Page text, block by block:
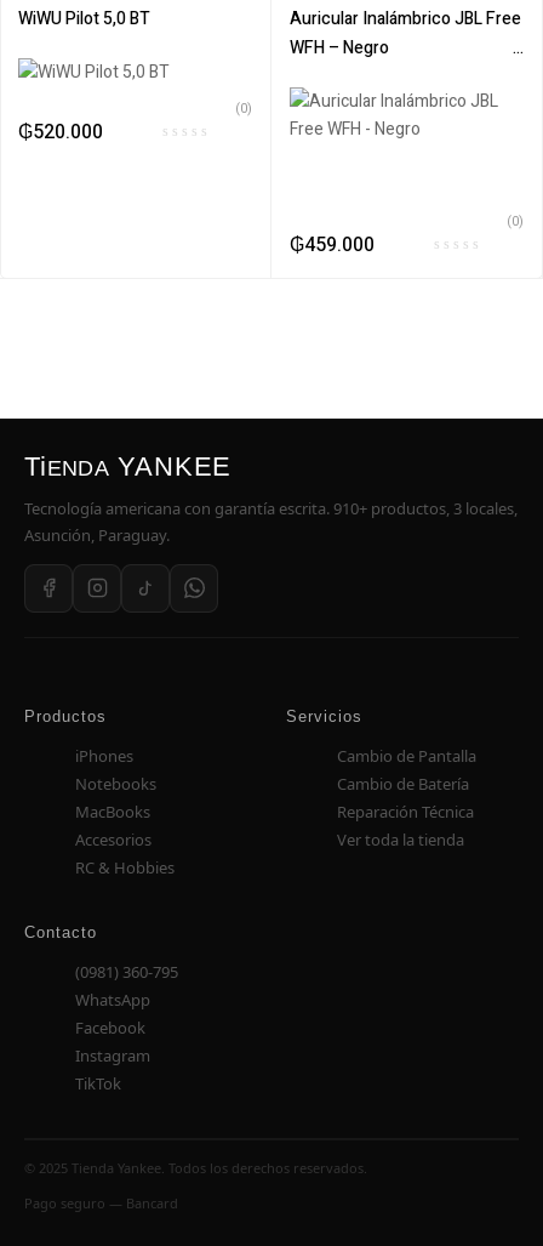
WiWU Pilot 5,0 BT
₲520.000
(0)
Auricular Inalámbrico JBL Free
WFH – Negro‎ ‎ ‎ ‎ ‎ ‎‎ ‎ ‎ ‎ ‎ ‎ ‎ ‎ ‎ ‎ ‎ ‎ ‎ ‎ ‎ ‎ ‎ ‎ ‎ ‎ ‎ ‎ ‎ ‎ ‎ ‎ ‎ ‎ ‎ ‎ ‎ ‎ ‎
₲459.000
(0)
TiENDA YANKEE
Tecnología americana con garantía escrita. 910+ productos, 3 locales,
Asunción, Paraguay.
Productos
iPhones
Notebooks
MacBooks
Accesorios
RC & Hobbies
Servicios
Cambio de Pantalla
Cambio de Batería
Reparación Técnica
Ver toda la tienda
Contacto
(0981) 360-795
WhatsApp
Facebook
Instagram
TikTok
© 2025 Tienda Yankee. Todos los derechos reservados.
Pago seguro — Bancard